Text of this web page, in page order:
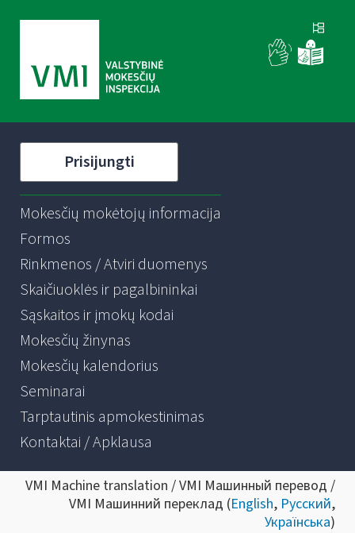
Prisijungti
Mokesčių mokėtojų informacija
Formos
Rinkmenos / Atviri duomenys
Skaičiuoklės ir pagalbininkai
Sąskaitos ir įmokų kodai
Mokesčių žinynas
Mokesčių kalendorius
Seminarai
Tarptautinis apmokestinimas
Kontaktai / Apklausa
VMI Machine translation / VMI Машинный перевод /
VMI Машинний переклад (English, Русский,
Українська)